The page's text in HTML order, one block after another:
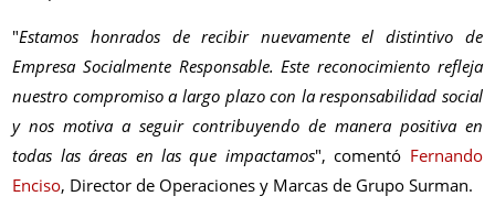
"Estamos honrados de recibir nuevamente el distintivo de
Empresa Socialmente Responsable. Este reconocimiento refleja
nuestro compromiso a largo plazo con la responsabilidad social
y nos motiva a seguir contribuyendo de manera positiva en
todas las áreas en las que impactamos", comentó Fernando
Enciso, Director de Operaciones y Marcas de Grupo Surman.